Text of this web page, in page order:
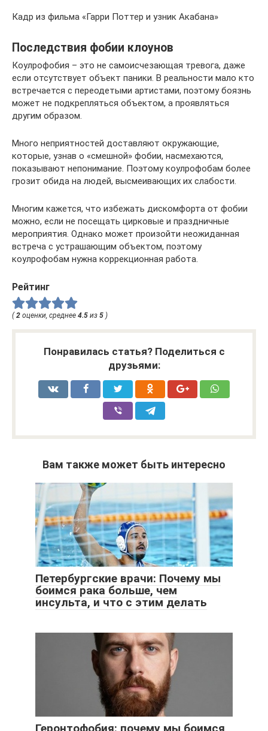
Кадр из фильма «Гарри Поттер и узник Акабана»
Последствия фобии клоунов
Коулрофобия – это не самоисчезающая тревога, даже
если отсутствует объект паники. В реальности мало кто
встречается с переодетыми артистами, поэтому боязнь
может не подкрепляться объектом, а проявляться
другим образом.
Много неприятностей доставляют окружающие,
которые, узнав о «смешной» фобии, насмехаются,
показывают непонимание. Поэтому коулрофобам более
грозит обида на людей, высмеивающих их слабости.
Многим кажется, что избежать дискомфорта от фобии
можно, если не посещать цирковые и праздничные
мероприятия. Однако может произойти неожиданная
встреча с устрашающим объектом, поэтому
коулрофобам нужна коррекционная работа.
Рейтинг
( 2 оценки, среднее 4.5 из 5 )
Понравилась статья? Поделиться с
друзьями:
Вам также может быть интересно
Петербургские врачи: Почему мы
боимся рака больше, чем
инсульта, и что с этим делать